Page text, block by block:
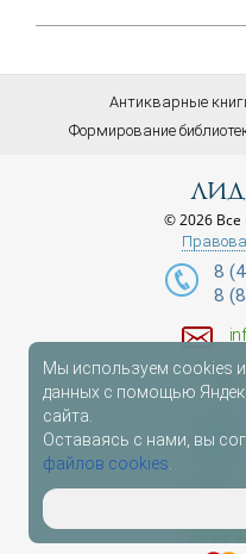
Антикварные
Формирование
© 2026
8
8
Мы используем cookies
данных с помощью
сайта.
Оставаясь с нами, вы
файлов cookies